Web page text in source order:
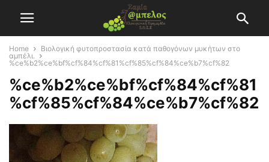
Home
Βιολογική φυτοπροστασία κατά παθογόνων μυκήτων στο
αμπέλι.
%ce%b2%ce%bf%cf%84%cf%81%cf%85%cf%84%ce%b7%cf%82
%ce%b2%ce%bf%cf%84%cf%81
%cf%85%cf%84%ce%b7%cf%82